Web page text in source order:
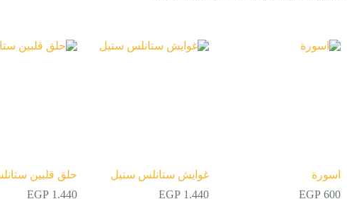
اسورة
EGP600
غوايش ستانلس ستيل
EGP1.440
حلق قلبين
EGP1.440